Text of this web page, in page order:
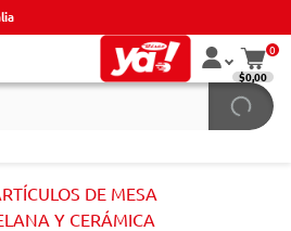
0
$0,00
DE MESA
Y CERÁMICA